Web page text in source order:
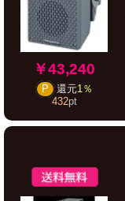
￥43,240
P 還元1％
432pt